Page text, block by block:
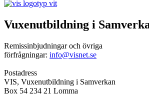
Vuxenutbildning i
Remissinbjudningar och övriga
förfrågningar: info@visnet.se
Postadress
VIS, Vuxenutbildning i Samverkan
Box 54 234 21 Lomma